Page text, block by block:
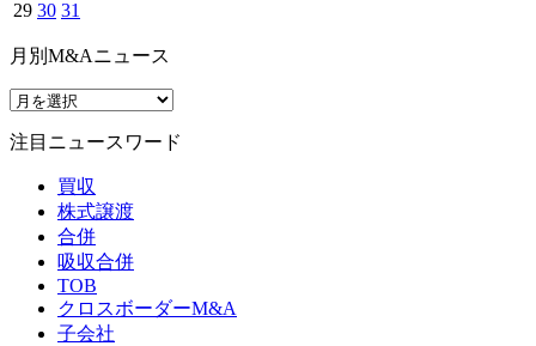
29 30 31
月別M&Aニュース
注目ニュースワード
買収
株式譲渡
合併
吸収合併
TOB
クロスボーダーM&A
子会社